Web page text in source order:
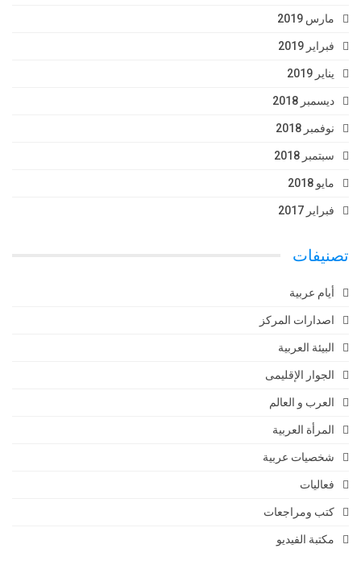
مارس 2019
فبراير 2019
يناير 2019
ديسمبر 2018
نوفمبر 2018
سبتمبر 2018
مايو 2018
فبراير 2017
تصنيفات
أيام عربية
اصدارات المركز
البيئة العربية
الجوار الإقليمى
العرب و العالم
المرأة العربية
شخصيات عربية
فعاليات
كتب ومراجعات
مكتبة الفيديو